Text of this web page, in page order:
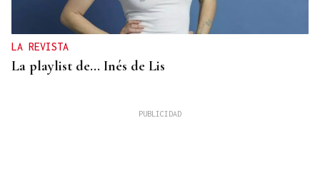
LA REVISTA
La playlist de... Inés de Lis